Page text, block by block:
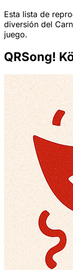
Esta lista de
diversión del
juego.
QRSong!